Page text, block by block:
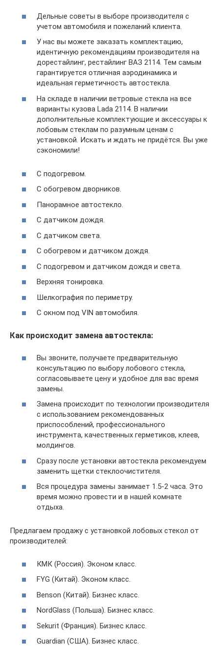
Дельные советы в выборе производителя с
учетом автомобиля и пожеланий клиента.
У нас вы можете заказать комплектацию,
идентичную рекомендациям производителя на
дорестайлинг, рестайлинг ВАЗ 2114. Тем самым
гарантируется отличная аэродинамика и
идеальная герметичность автостекла.
На складе в наличии ветровые стекла на все
варианты кузова Lada 2114. В наличии
дополнительные комплектующие и аксессуары к
лобовым стеклам по разумным ценам с
установкой. Искать и ждать не придётся. Вы уже
сэкономили!
С подогревом.
С обогревом дворников.
Панорамное автостекло.
С датчиком дождя.
С датчиком света.
С обогревом и датчиком дождя.
С подогревом и датчиком дождя и света.
Верхняя тонировка.
Шелкография по периметру.
С окном под VIN автомобиля.
Как происходит замена автостекла:
Вы звоните, получаете предварительную
консультацию по выбору лобового стекла,
согласовываете цену и удобное для вас время
замены.
Замена происходит по технологии производителя
с использованием рекомендованных
приспособлений, профессионального
инструмента, качественных герметиков, клеев,
молдингов.
Сразу после установки автостекла рекомендуем
заменить щетки стеклоочистителя.
Вся процедура замены занимает 1.5-2 часа. Это
время можно провести и в нашей комнате
отдыха.
Предлагаем продажу с установкой лобовых стекол от
производителей:
КМК (Россия). Эконом класс.
FYG (Китай). Эконом класс.
Benson (Китай). Бизнес класс.
NordGlass (Польша). Бизнес класс.
Sekurit (Франция). Бизнес класс.
Guardian (США). Бизнес класс.